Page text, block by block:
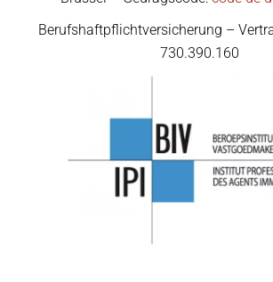
Berufshaftpflichtversicherung –
730.390.160